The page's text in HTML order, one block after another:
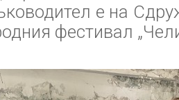
е на
фестивал